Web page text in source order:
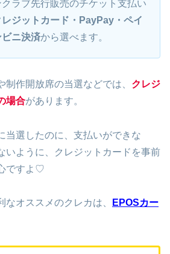
ラブ先行販売のチケット支払い
レジットカード・PayPay・ペイ
ニ決済から選べます。
作開放席の当選などでは、 クレジ
場合があります。
当選したのに、支払いができな
いように、クレジットカードを事前
ですよ♡
オススメのクレカは、
EPOSカー